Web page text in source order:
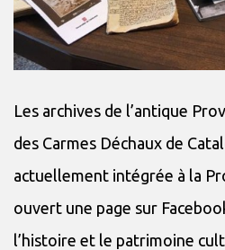
Les archives de l’antique
des Carmes Déchaux de
actuellement intégrée à la
ouvert une page sur
l’histoire et le patrimoine